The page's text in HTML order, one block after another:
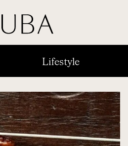
Lifestyle